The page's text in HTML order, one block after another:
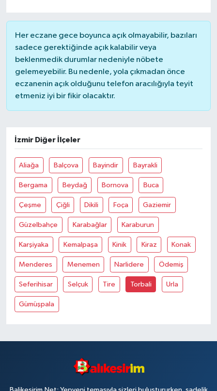
Her eczane gece boyunca açık olmayabilir, bazıları
sadece gerektiğinde açık kalabilir veya
beklenmedik durumlar nedeniyle nöbete
gelemeyebilir. Bu nedenle, yola çıkmadan önce
eczanenin açık olduğunu telefon aracılığıyla teyit
etmeniz iyi bir fikir olacaktır.
İzmir Diğer İlçeler
Aliağa Balçova Bayindir Bayrakli
Bergama Beydağ Bornova Buca
Çeşme Çiğli Dikili Foça Gaziemir
Güzelbahçe Karabağlar Karaburun
Karşiyaka Kemalpaşa Kinik Kiraz Konak
Menderes Menemen Narlidere Ödemiş
Seferihisar Selçuk Tire Torbali Urla
Gümüşpala